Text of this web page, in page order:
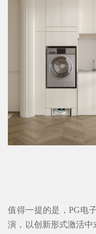
值得一提的是，PG电
演，以创新形式激活